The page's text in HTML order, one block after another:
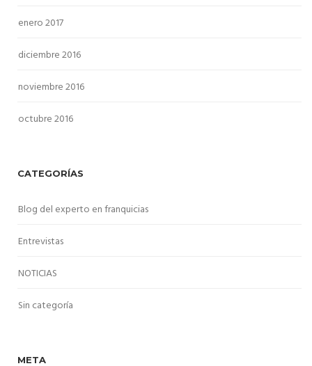
enero 2017
diciembre 2016
noviembre 2016
octubre 2016
CATEGORÍAS
Blog del experto en franquicias
Entrevistas
NOTICIAS
Sin categoría
META